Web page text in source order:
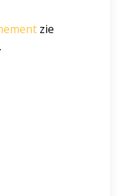
zie